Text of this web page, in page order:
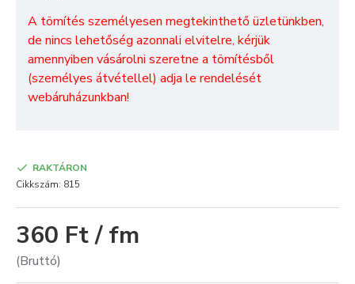
A tömítés személyesen megtekinthető üzletünkben,
de nincs lehetőség azonnali elvitelre, kérjük
amennyiben vásárolni szeretne a tömítésből
(személyes átvétellel) adja le rendelését
webáruházunkban!
360 Ft / fm
(Bruttó)
RAKTÁRON
Cikkszám: 815